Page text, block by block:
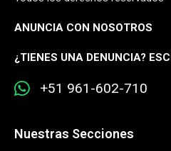
ANUNCIA CON NOSOTROS
¿TIENES UNA DENUNCIA?
+51 961-602-710
Nuestras Secciones